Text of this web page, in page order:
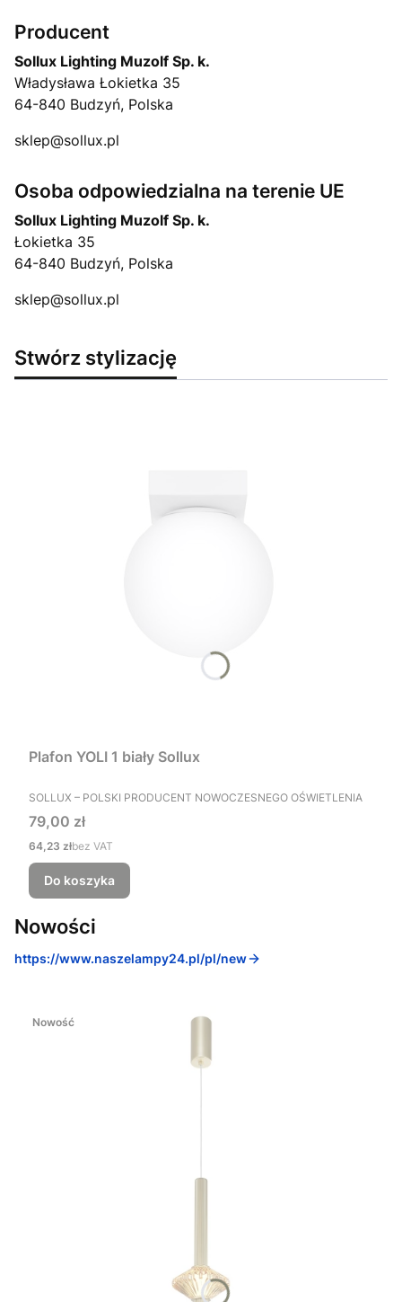
Producent
Sollux Lighting Muzolf Sp. k.
Władysława Łokietka 35
64-840 Budzyń, Polska
sklep@sollux.pl
Osoba odpowiedzialna na terenie UE
Sollux Lighting Muzolf Sp. k.
Łokietka 35
64-840 Budzyń, Polska
sklep@sollux.pl
Stwórz stylizację
Plafon YOLI 1 biały Sollux
PRODUCENT
SOLLUX – POLSKI PRODUCENT NOWOCZESNEGO OŚWIETLENIA
Cena
79,00 zł
Cena
64,23 złbez VAT
Do koszyka
Nowości
https://www.naszelampy24.pl/pl/new
Nowość